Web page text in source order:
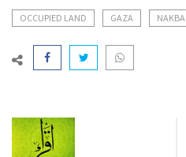
OCCUPIED LAND GAZA NAKBA